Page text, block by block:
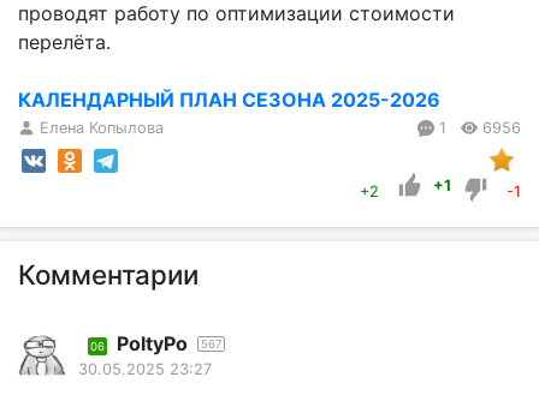
проводят работу по оптимизации стоимости
перелёта.
КАЛЕНДАРНЫЙ ПЛАН СЕЗОНА 2025-2026
Елена Копылова 1 6956
+2 +1 -1
Комментарии
06 PoltyPo 567
30.05.2025 23:27